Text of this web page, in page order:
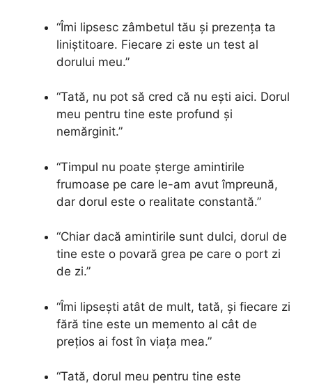
“Îmi lipsesc zâmbetul tău și prezența ta
liniștitoare. Fiecare zi este un test al
dorului meu.”
“Tată, nu pot să cred că nu ești aici. Dorul
meu pentru tine este profund și
nemărginit.”
“Timpul nu poate șterge amintirile
frumoase pe care le-am avut împreună,
dar dorul este o realitate constantă.”
“Chiar dacă amintirile sunt dulci, dorul de
tine este o povară grea pe care o port zi
de zi.”
“Îmi lipsești atât de mult, tată, și fiecare zi
fără tine este un memento al cât de
prețios ai fost în viața mea.”
“Tată, dorul meu pentru tine este